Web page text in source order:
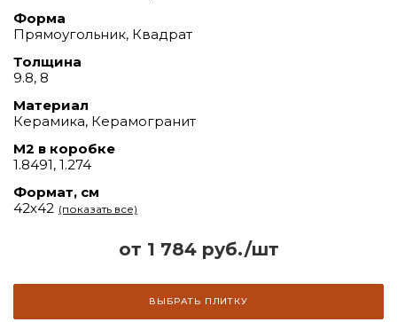
от 1 784 руб./шт
ВЫБРАТЬ ПЛИТКУ
Форма
Прямоугольник, Квадрат
Толщина
9.8, 8
Материал
Керамика, Керамогранит
М2 в коробке
1.8491, 1.274
Формат, см
42х42 (показать все)